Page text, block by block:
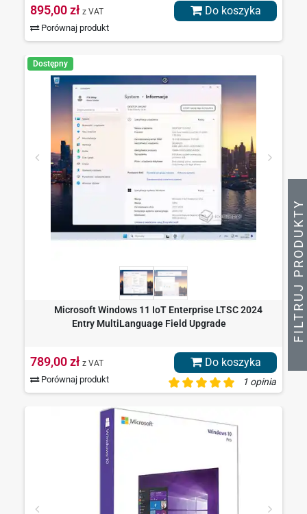
895,00 zł z VAT
Porównaj produkt
Do koszyka
Dostępny
1 opinia
Microsoft Windows 11 IoT Enterprise LTSC 2024
Entry MultiLanguage Field Upgrade
789,00 zł z VAT
Porównaj produkt
Do koszyka
Y